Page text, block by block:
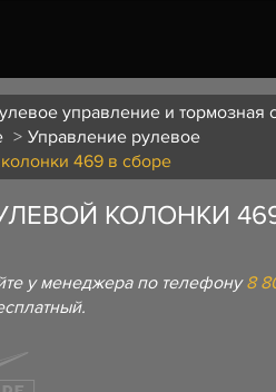
управление и тормозная
Управление рулевое
469 в сборе
КОЛОНКИ
у менеджера по телефону8